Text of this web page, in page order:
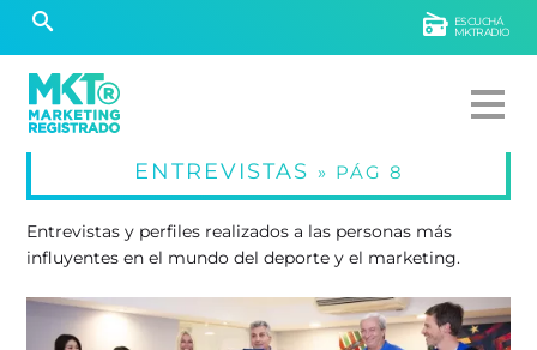
ESCUCHÁ
MKTRADIO
ENTREVISTAS » PÁG 8
Entrevistas y perfiles realizados a las personas más
influyentes en el mundo del deporte y el marketing.